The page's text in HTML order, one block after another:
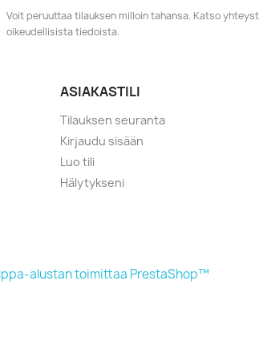
Voit peruuttaa tilauksen milloin tahansa. Katso
oikeudellisista tiedoista.
ASIAKASTILI
Tilauksen seuranta
Kirjaudu sisään
Luo tili
Hälytykseni
alustan toimittaa PrestaShop™